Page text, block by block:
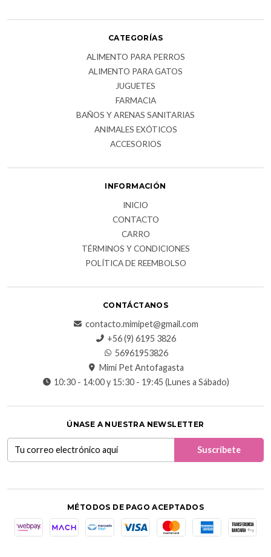
CATEGORÍAS
ALIMENTO PARA PERROS
ALIMENTO PARA GATOS
JUGUETES
FARMACIA
BAÑOS Y ARENAS SANITARIAS
ANIMALES EXÓTICOS
ACCESORIOS
INFORMACIÓN
INICIO
CONTACTO
CARRO
TÉRMINOS Y CONDICIONES
POLÍTICA DE REEMBOLSO
CONTÁCTANOS
contacto.mimipet@gmail.com
+56 (9) 6195 3826
56961953826
Mimi Pet Antofagasta
10:30 - 14:00 y 15:30 - 19:45 (Lunes a Sábado)
ÚNASE A NUESTRA NEWSLETTER
MÉTODOS DE PAGO ACEPTADOS